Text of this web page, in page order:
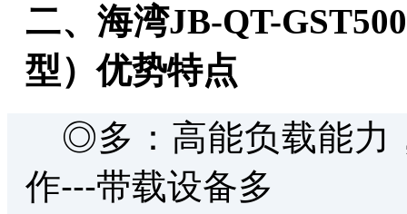
二、海湾JB-QT-
型）优势特点
◎多：高能负载能力
作---带载设备多